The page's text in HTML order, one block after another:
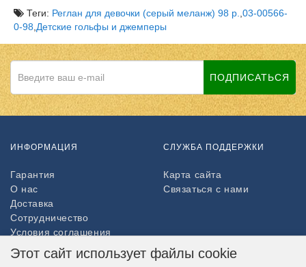
Теги: Реглан для девочки (серый меланж) 98 р. 03-00566-
0-98 Детские гольфы и джемперы
ПОДПИСАТЬСЯ
ИНФОРМАЦИЯ
Гарантия
О нас
Доставка
Сотрудничество
Условия соглашения
Возврат товара
СЛУЖБА ПОДДЕРЖКИ
Карта сайта
Связаться с нами
Этот сайт использует файлы cookie